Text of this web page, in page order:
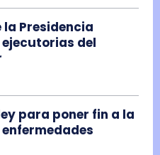
Presidencia
del
para poner fin a la